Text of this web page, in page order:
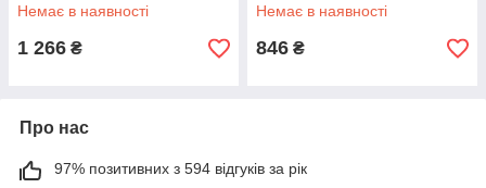
Немає в наявності
1 266 ₴
Немає в наявності
846 ₴
Про нас
97% позитивних з 594 відгуків за рік